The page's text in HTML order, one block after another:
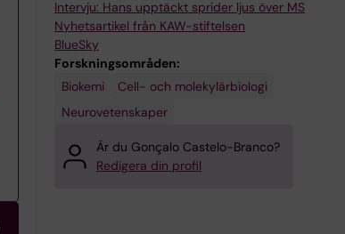
Intervju: Hans upptäckt sprider ljus över MS
Nyhetsartikel från KAW-stiftelsen
BlueSky
Forskningsområden:
Biokemi
Cell- och molekylärbiologi
Neurovetenskaper
Är du Gonçalo Castelo-Branco?
Redigera din profil